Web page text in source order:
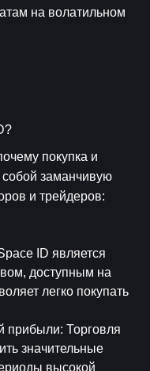
на волатильном
покупка и
заманчивую
и трейдеров:
ID является
доступным на
легко покупать
прибыли: Торговля
значительные
высокой